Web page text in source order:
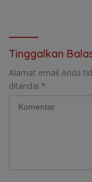
Tinggalkan
Alamat email Anda
ditandai *